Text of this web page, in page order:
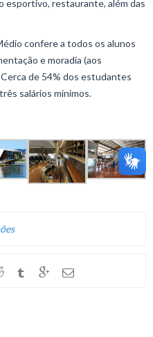
esportivo, restaurante, além das
confere a todos os alunos
e moradia (aos
de 54% dos estudantes
salários mínimos.